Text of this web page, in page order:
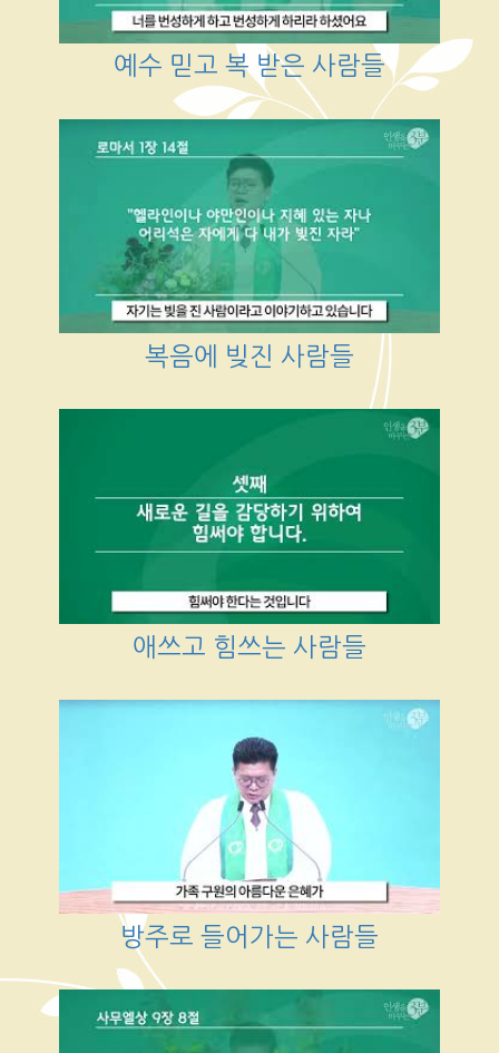
예수 믿고 복 받은 사람들
복음에 빚진 사람들
애쓰고 힘쓰는 사람들
방주로 들어가는 사람들